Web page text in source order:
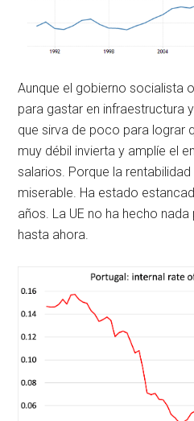
Aunque el gobierno socialista
para gastar en infraestructura
que sirva de poco para lograr
muy débil invierta y amplíe el
salarios. Porque la
miserable. Ha estado
años. La UE no ha hecho
hasta ahora.